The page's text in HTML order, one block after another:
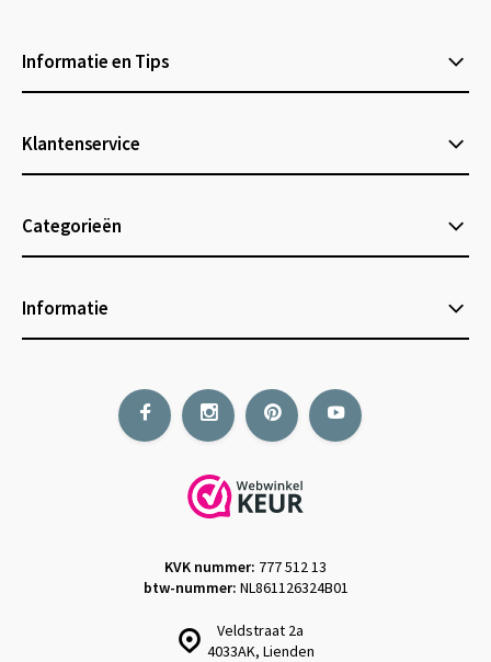
Informatie en Tips
Klantenservice
Categorieën
Informatie
Veldstraat 2a
4033AK, Lienden
KVK nummer: 777 512 13
btw-nummer: NL861126324B01